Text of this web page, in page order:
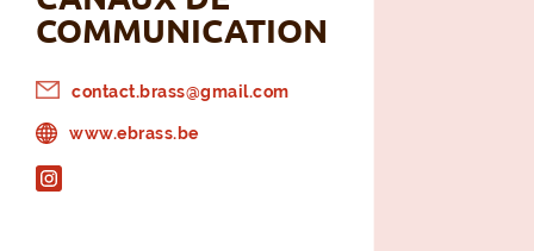
COMMUNICATION
contact.brass@gmail.com
www.ebrass.be